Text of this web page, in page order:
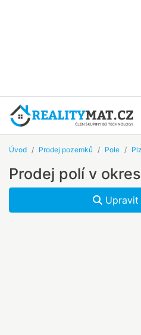
Úvod Prodej pozemků Pole
Prodej polí v
Upravit